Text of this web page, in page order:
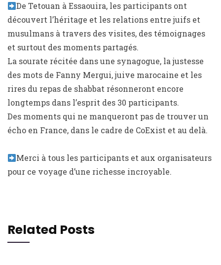
De Tetouan à Essaouira, les participants ont
découvert l’héritage et les relations entre juifs et
musulmans à travers des visites, des témoignages
et surtout des moments partagés.
La sourate récitée dans une synagogue, la justesse
des mots de Fanny Mergui, juive marocaine et les
rires du repas de shabbat résonneront encore
longtemps dans l’esprit des 30 participants.
Des moments qui ne manqueront pas de trouver un
écho en France, dans le cadre de CoExist et au delà.
Merci à tous les participants et aux organisateurs
pour ce voyage d’une richesse incroyable.
Related Posts